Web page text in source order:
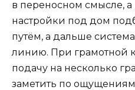
в переносном смысле, а
настройки под дом
путём, а дальше
линию. При грамотной
подачу на несколько
заметить по